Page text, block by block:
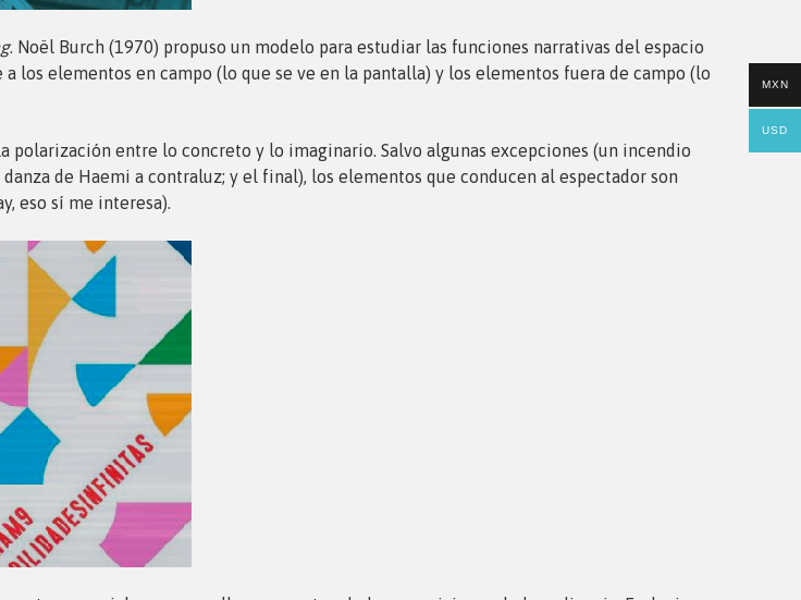
. Noël Burch (1970) propuso un modelo para estudiar las funciones narrativas del espacio
los elementos en campo (lo que se ve en la pantalla) y los elementos fuera de campo (lo
entre lo concreto y lo imaginario. Salvo algunas excepciones (un incendio
de Haemi a contraluz; y el final), los elementos que conducen al espectador son
eso sí me interesa).
MXN
USD